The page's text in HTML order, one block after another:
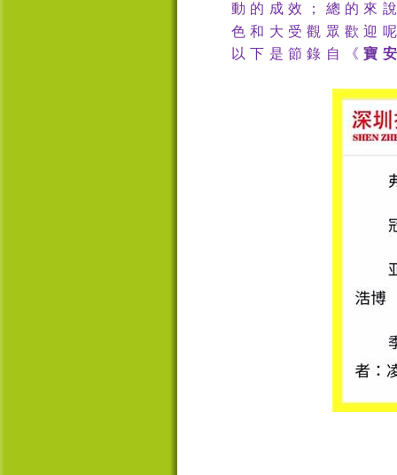
動的成效；總的來
色和大受觀眾歡迎
以下是節錄自《寶